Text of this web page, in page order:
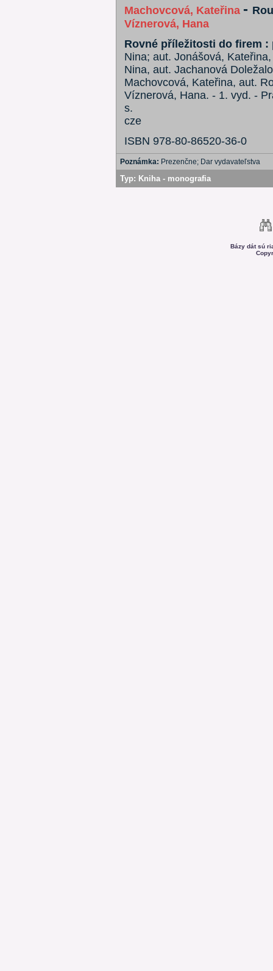
Machovcová, Kateřina -
Víznerová, Hana
Rovné příležitosti do firem
Nina; aut. Jonášová,
Nina, aut. Jachanová
Machovcová, Kateřina, aut.
Víznerová, Hana. - 1. vyd. -
s.
cze
ISBN 978-80-86520-36-0
Poznámka: Prezenčne; Dar vydavateľstva
Typ: Kniha - monografia
Bázy dát sú